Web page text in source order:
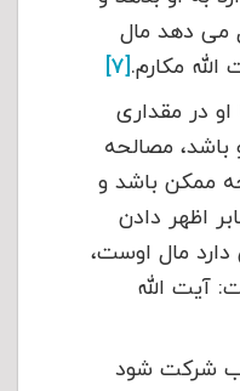
می دهد مال
مکارم.[۷]
در مقداری
مصالحه
ممکن باشد و
اظهر دادن
دارد مال اوست،
آیت الله
شرکت شود